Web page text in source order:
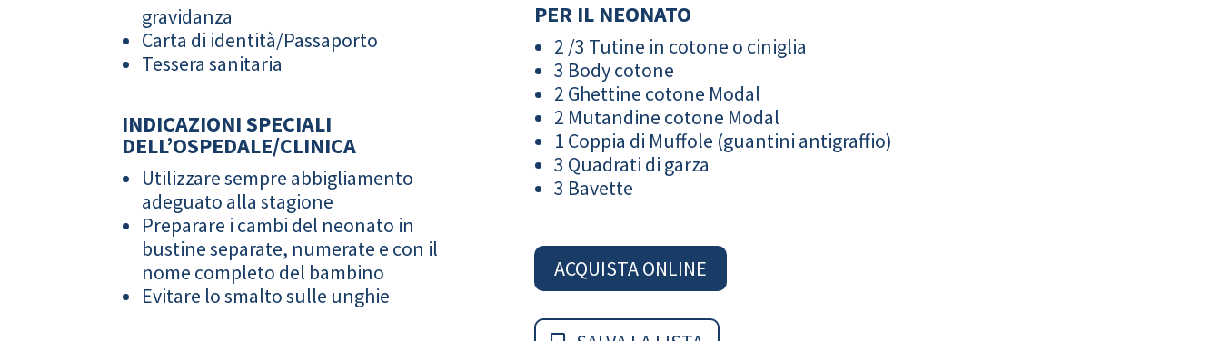
gravidanza
Carta di identità/Passaporto
Tessera sanitaria
INDICAZIONI SPECIALI
DELL’OSPEDALE/CLINICA
Utilizzare sempre abbigliamento
adeguato alla stagione
Preparare i cambi del neonato in
bustine separate, numerate e con il
nome completo del bambino
Evitare lo smalto sulle unghie
PER IL NEONATO
2 /3 Tutine in cotone o ciniglia
3 Body cotone
2 Ghettine cotone Modal
2 Mutandine cotone Modal
1 Coppia di Muffole (guantini antigraffio)
3 Quadrati di garza
3 Bavette
ACQUISTA ONLINE